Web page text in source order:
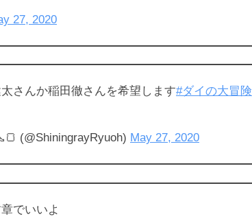
27, 2020
さんか稲田徹さんを希望します#ダイの大冒険
(@ShiningrayRyuoh) May 27, 2020
でいいよ